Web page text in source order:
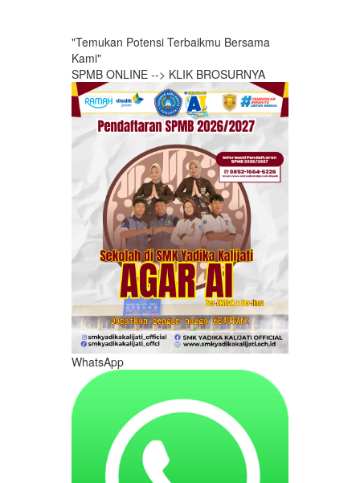
"Temukan Potensi Terbaikmu Bersama
Kami"
SPMB ONLINE --> KLIK BROSURNYA
WhatsApp